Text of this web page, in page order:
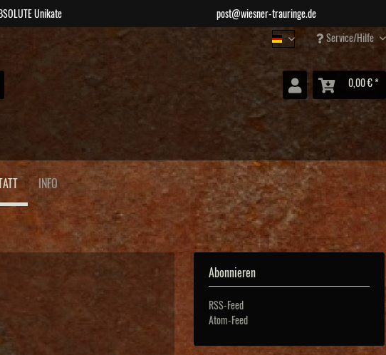
Unikate post@wiesner-trauringe.de
Wiesner SchmuckService/Hilfe
0,00 € *
INFO
Abonnieren
RSS-Feed
Atom-Feed